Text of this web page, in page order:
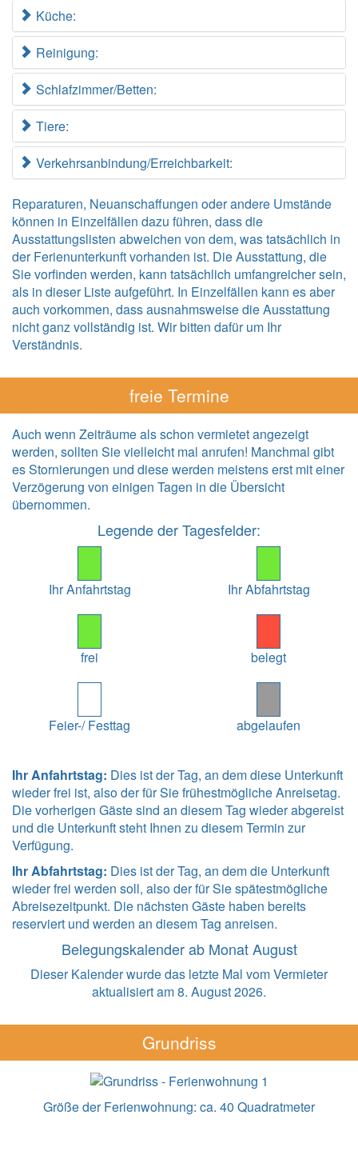
Küche:
Reinigung:
Schlafzimmer/Betten:
Tiere:
Verkehrsanbindung/Erreichbarkeit:
Reparaturen, Neuanschaffungen oder andere Umstände
können in Einzelfällen dazu führen, dass die
Ausstattungslisten abweichen von dem, was tatsächlich in
der Ferienunterkunft vorhanden ist. Die Ausstattung, die
Sie vorfinden werden, kann tatsächlich umfangreicher sein,
als in dieser Liste aufgeführt. In Einzelfällen kann es aber
auch vorkommen, dass ausnahmsweise die Ausstattung
nicht ganz vollständig ist. Wir bitten dafür um Ihr
Verständnis.
freie Termine
Auch wenn Zeiträume als schon vermietet angezeigt
werden, sollten Sie vielleicht mal anrufen! Manchmal gibt
es Stornierungen und diese werden meistens erst mit einer
Verzögerung von einigen Tagen in die Übersicht
übernommen.
Legende der Tagesfelder:
Ihr Anfahrtstag Ihr Abfahrtstag
frei belegt
Feier-/ Festtag abgelaufen
Ihr Anfahrtstag: Dies ist der Tag, an dem diese Unterkunft
wieder frei ist, also der für Sie frühestmögliche Anreisetag.
Die vorherigen Gäste sind an diesem Tag wieder abgereist
und die Unterkunft steht Ihnen zu diesem Termin zur
Verfügung.
Ihr Abfahrtstag: Dies ist der Tag, an dem die Unterkunft
wieder frei werden soll, also der für Sie spätestmögliche
Abreisezeitpunkt. Die nächsten Gäste haben bereits
reserviert und werden an diesem Tag anreisen.
Belegungskalender ab Monat August
Dieser Kalender wurde das letzte Mal vom Vermieter
aktualisiert am 8. August 2026.
Grundriss
Größe der Ferienwohnung: ca. 40 Quadratmeter